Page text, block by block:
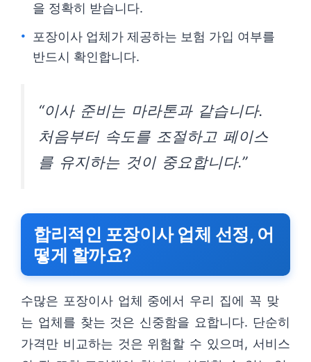
을 정확히 받습니다.
포장이사 업체가 제공하는 보험 가입 여부를
반드시 확인합니다.
“이사 준비는 마라톤과 같습니다.
처음부터 속도를 조절하고 페이스
를 유지하는 것이 중요합니다.”
합리적인 포장이사 업체 선정, 어
떻게 할까요?
수많은 포장이사 업체 중에서 우리 집에 꼭 맞
는 업체를 찾는 것은 신중함을 요합니다. 단순히
가격만 비교하는 것은 위험할 수 있으며, 서비스